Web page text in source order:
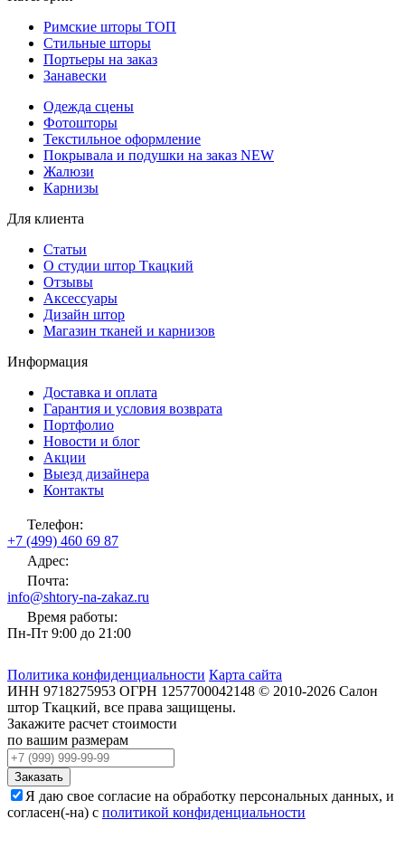
Римские шторы ТОП
Стильные шторы
Портьеры на заказ
Занавески
Одежда сцены
Фотошторы
Текстильное оформление
Покрывала и подушки на заказ NEW
Жалюзи
Карнизы
Для клиента
Статьи
О студии штор Ткацкий
Отзывы
Аксессуары
Дизайн штор
Магазин тканей и карнизов
Информация
Доставка и оплата
Гарантия и условия возврата
Портфолио
Новости и блог
Акции
Выезд дизайнера
Контакты
Телефон:
+7 (499) 460 69 87
Адрес:
Почта:
info@shtory-na-zakaz.ru
Время работы:
Пн-Пт 9:00 до 21:00
Политика конфиденциальности Карта сайта
ИНН 9718275953 ОГРН 1257700042148 © 2010-2026 Салон
штор Ткацкий, все права защищены.
Закажите расчет стоимости
по вашим размерам
Заказать
Я даю свое согласие на обработку персональных данных, и
согласен(-на) с политикой конфиденциальности